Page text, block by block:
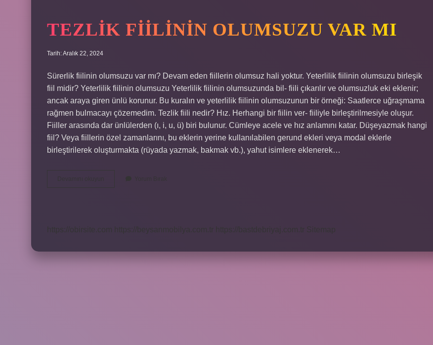
TEZLIK FIILININ OLUMSUZU VAR MI
Tarih: Aralık 22, 2024
Sürerlik fiilinin olumsuzu var mı? Devam eden fiillerin olumsuz hali yoktur. Yeterlilik fiilinin olumsuzu birleşik
fiil midir? Yeterlilik fiilinin olumsuzu Yeterlilik fiilinin olumsuzunda bil- fiili çıkarılır ve olumsuzluk eki eklenir;
ancak araya giren ünlü korunur. Bu kuralın ve yeterlilik fiilinin olumsuzunun bir örneği: Saatlerce uğraşmama
rağmen bulmacayı çözemedim. Tezlik fiili nedir? Hız. Herhangi bir fiilin ver- fiiliyle birleştirilmesiyle oluşur.
Fiiller arasında dar ünlülerden (ı, i, u, ü) biri bulunur. Cümleye acele ve hız anlamını katar. Düşeyazmak hangi
fiil? Veya fiillerin özel zamanlarını, bu eklerin yerine kullanılabilen gerund ekleri veya modal eklerle
birleştirilerek oluşturmakta (rüyada yazmak, bakmak vb.), yahut isimlere eklenerek…